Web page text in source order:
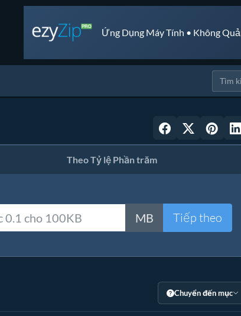
Ứng Dụng Máy Tính • Không
Theo Tỷ lệ Phần trăm
MB Tiếp theo
Chuyển đến mục